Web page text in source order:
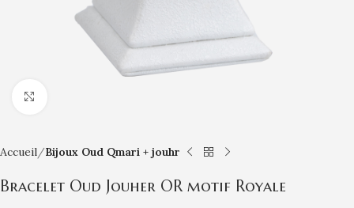
Accueil Bijoux Oud Qmari + jouhr
Bracelet Oud Jouher OR motif Royale